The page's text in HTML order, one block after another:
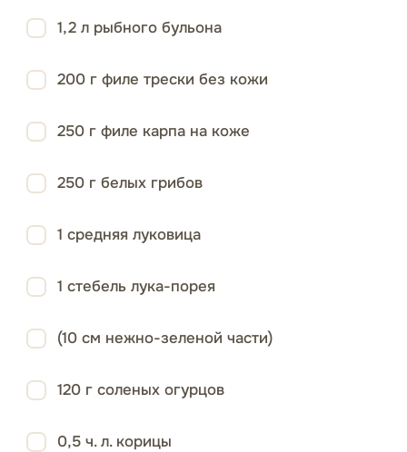
1,2 л рыбного бульона
200 г филе трески без кожи
250 г филе карпа на коже
250 г белых грибов
1 средняя луковица
1 стебель лука-порея
(10 см нежно-зеленой части)
120 г соленых огурцов
0,5 ч. л. корицы